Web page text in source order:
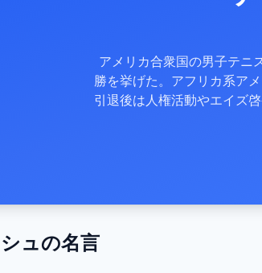
アメリカ合衆国の男子テニ
勝を挙げた。アフリカ系ア
引退後は人権活動やエイズ
ュの名言